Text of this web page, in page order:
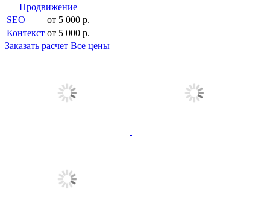
Продвижение
SEO
от 5 000 р.
Контекст от 5 000 р.
Заказать расчет Все цены